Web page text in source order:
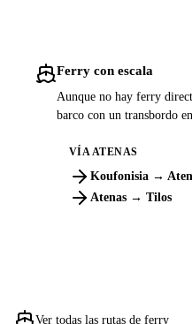
Ferry con escala
Aunque no hay ferry
barco con un transbordo
VÍA ATENAS
Koufonisia →
Atenas → Tilos
Ver todas las rutas de ferry